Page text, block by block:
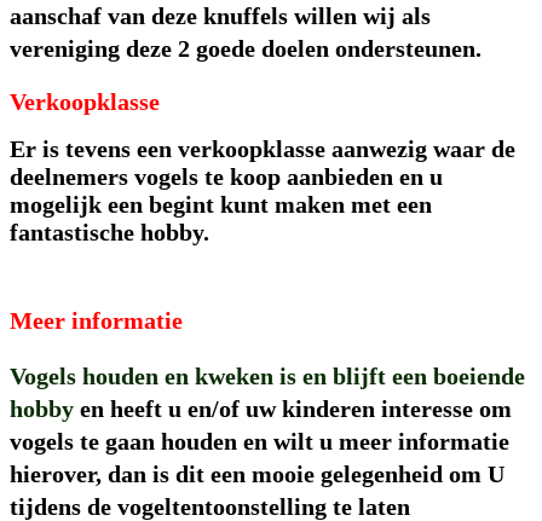
aanschaf van deze knuffels willen wij als
vereniging deze 2 goede doelen ondersteunen.
Verkoopklasse
Er is tevens een verkoopklasse aanwezig waar de
deelnemers vogels te koop aanbieden en u
mogelijk een begint kunt maken met een
fantastische hobby.
Meer informatie
Vogels houden en kweken is en blijft een boeiende
hobby en heeft u en/of uw kinderen interesse om
vogels te gaan houden en wilt u meer informatie
hierover, dan is dit een mooie gelegenheid om U
tijdens de vogeltentoonstelling te laten